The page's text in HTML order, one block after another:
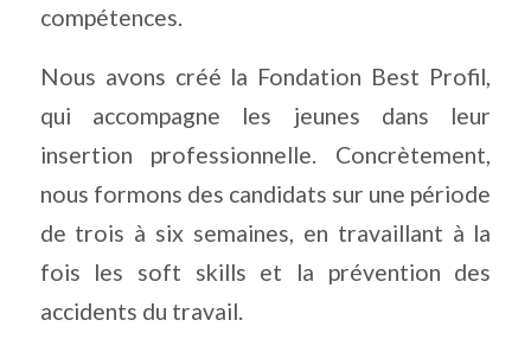
compétences.
Nous avons créé la Fondation Best Profil,
qui accompagne les jeunes dans leur
insertion professionnelle. Concrètement,
nous formons des candidats sur une période
de trois à six semaines, en travaillant à la
fois les soft skills et la prévention des
accidents du travail.